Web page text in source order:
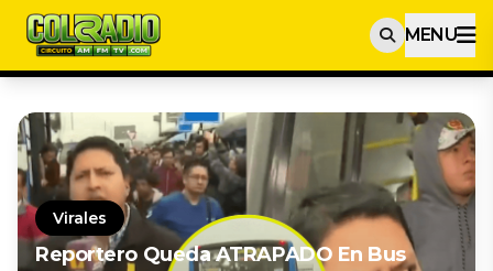
MENU
Virales
Reportero Queda ATRAPADO En Bus